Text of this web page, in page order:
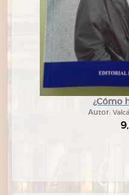
¿Cómo
Autor: